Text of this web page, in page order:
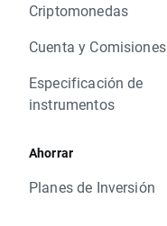
Criptomonedas
Cuenta y Comisiones
Especificación de
instrumentos
Ahorrar
Planes de Inversión